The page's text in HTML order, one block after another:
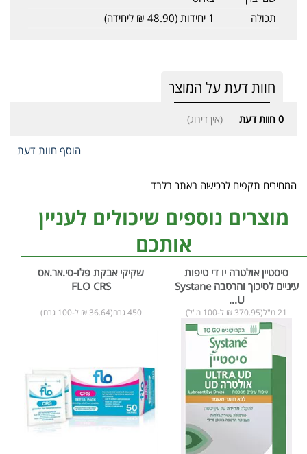
תכולה
1 יחידות (48.90 ₪ ליחידה)
חוות דעת על המוצר
0 חוות דעת (אין דירוג)
הוסף חוות דעת
המחירים תקפים לרכישה באתר בלבד
מוצרים נוספים שיכולים לעניין
אותכם
סיסטיין אולטרה יו די טיפות
עיניים לסיכוך והרטבה Systane
U...
21 מ"ל(370.95 ₪ ל-100 מ"ל)
שקיקי אבקת פלו-סי.אר.אס
FLO CRS
450 גרם(36.64 ₪ ל-100 גרם)